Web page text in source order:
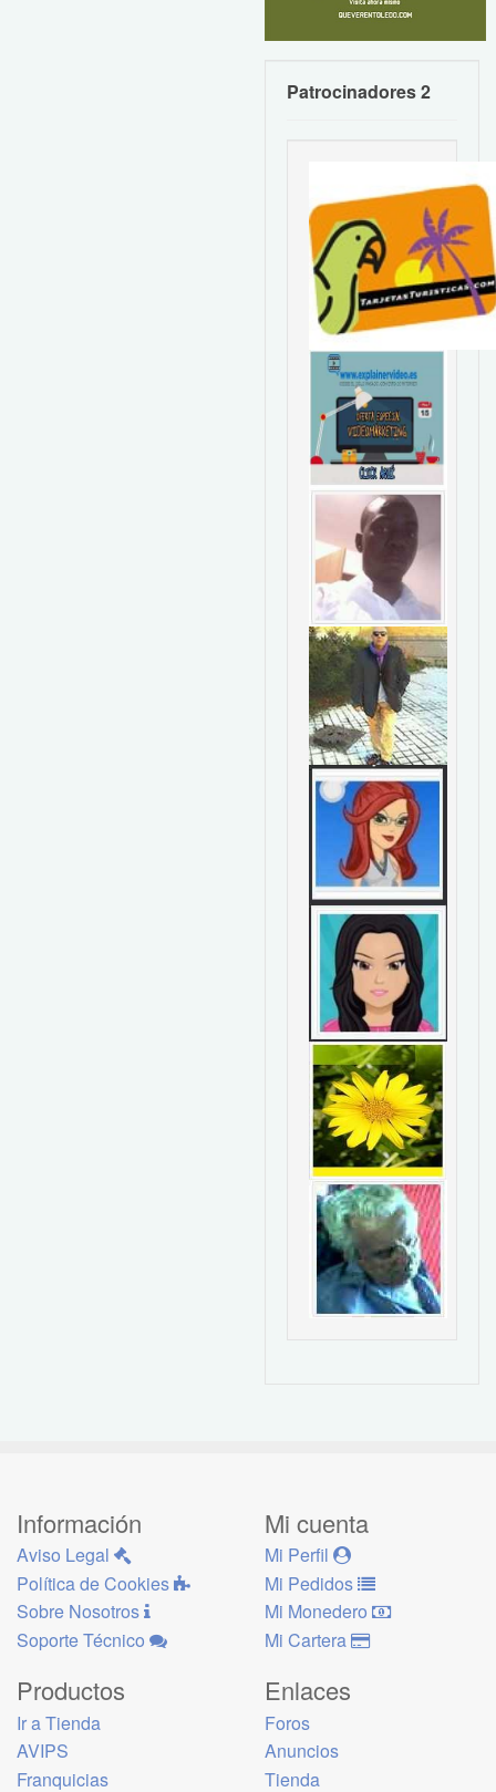
Patrocinadores 2
Información
Aviso Legal
Política de Cookies
Sobre Nosotros
Soporte Técnico
Mi cuenta
Mi Perfil
Mi Pedidos
Mi Monedero
Mi Cartera
Productos
Ir a Tienda
AVIPS
Franquicias
Enlaces
Foros
Anuncios
Tienda